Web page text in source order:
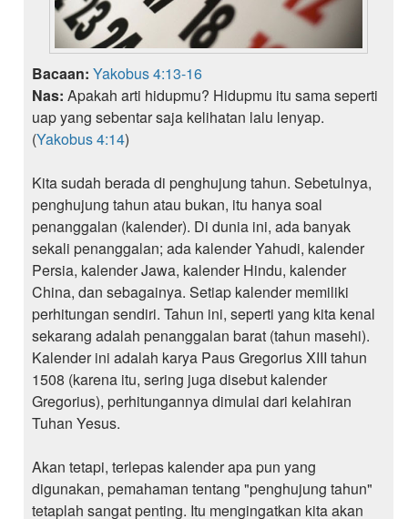
Bacaan: Yakobus 4:13-16
Nas: Apakah arti hidupmu? Hidupmu itu sama seperti
uap yang sebentar saja kelihatan lalu lenyap.
(Yakobus 4:14)
Kita sudah berada di penghujung tahun. Sebetulnya,
penghujung tahun atau bukan, itu hanya soal
penanggalan (kalender). Di dunia ini, ada banyak
sekali penanggalan; ada kalender Yahudi, kalender
Persia, kalender Jawa, kalender Hindu, kalender
China, dan sebagainya. Setiap kalender memiliki
perhitungan sendiri. Tahun ini, seperti yang kita kenal
sekarang adalah penanggalan barat (tahun masehi).
Kalender ini adalah karya Paus Gregorius XIII tahun
1508 (karena itu, sering juga disebut kalender
Gregorius), perhitungannya dimulai dari kelahiran
Tuhan Yesus.
Akan tetapi, terlepas kalender apa pun yang
digunakan, pemahaman tentang "penghujung tahun"
tetaplah sangat penting. Itu mengingatkan kita akan